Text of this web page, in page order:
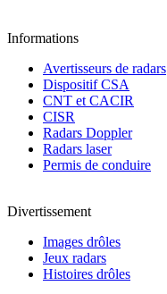
Informations
Avertisseurs de radars
Dispositif CSA
CNT et CACIR
CISR
Radars Doppler
Radars laser
Permis de conduire
Divertissement
Images drôles
Jeux radars
Histoires drôles